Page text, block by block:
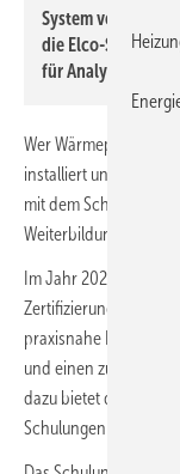
System verstehen,
die Elco-
für Analyse und
Wer Wärmepumpen
installiert und wartet,
mit dem
Weiterbildungsangebot.
Im Jahr 2026 umfasst
Zertifizierungen an
praxisnahe Inhalte,
und einen
dazu bietet die
Schulungen für